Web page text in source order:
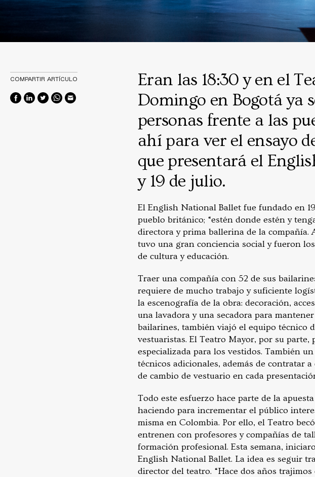
Eran las 18:30 y en el
Domingo en Bogotá ya
personas frente a las
ahí para ver el ensayo
que presentará el
y 19 de julio.
El English National Ballet fue fundado en
pueblo británico; “estén donde estén y
directora y prima ballerina de la compañía.
tuvo una gran conciencia social y fueron
de cultura y educación.
Traer una compañía con 52 de sus
requiere de mucho trabajo y suficiente
la escenografía de la obra: decoración,
una lavadora y una secadora para
bailarines, también viajó el equipo técnico
vestuaristas. El Teatro Mayor, por su
especializada para los vestidos. También
técnicos adicionales, además de contratar
de cambio de vestuario en cada
Todo este esfuerzo hace parte de la
haciendo para incrementar el público
misma en Colombia. Por ello, el Teatro
entrenen con profesores y compañías de
formación profesional. Esta semana,
English National Ballet. La idea es seguir
director del teatro. “Hace dos años
COMPARTIR ARTÍCULO